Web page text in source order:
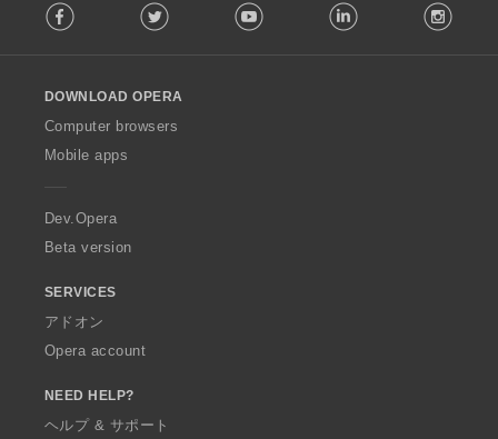
o
w
O
p
a
Facebook Twitter Youtube LinkedIn
DOWNLOAD OPERA
Computer browsers
Mobile apps
Dev.Opera
Beta version
SERVICES
アドオン
Opera account
NEED HELP?
ヘルプ & サポート